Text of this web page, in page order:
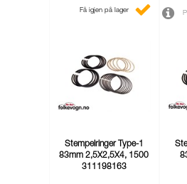
Få igjen på lager
Stempelringer Type-1
83mm 2,5X2,5X4, 1500
311198163